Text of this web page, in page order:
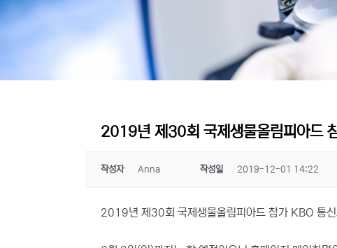
2019년 제30회 국제생물올림피아드
작성자 Anna 작성일 2019-12-01 14:22
2019년 제30회 국제생물올림피아드 참가 KBO 통